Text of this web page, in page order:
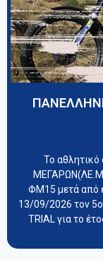
Το
ΦΜ15 μετά από
13/09/2026 τον
TRIAL για το